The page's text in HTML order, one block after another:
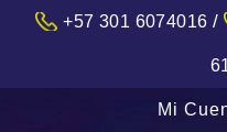
+57 301 6074016 /
Mi